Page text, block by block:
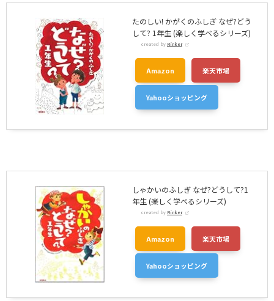
たのしい! かがくのふしぎ なぜ?どう
して? 1年生 (楽しく学べるシリーズ)
created by Rinker
Amazon 楽天市場
Yahooショッピング
しゃかいのふしぎ なぜ?どうして?1
年生 (楽しく学べるシリーズ)
created by Rinker
Amazon 楽天市場
Yahooショッピング